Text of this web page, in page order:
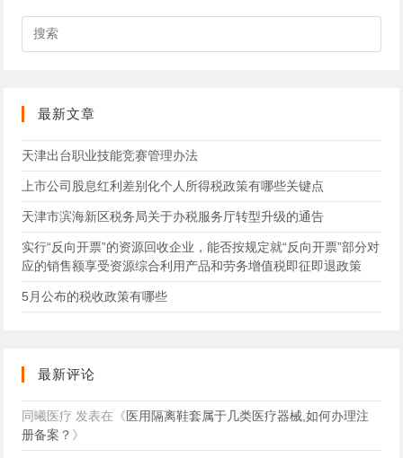
最新文章
天津出台职业技能竞赛管理办法
上市公司股息红利差别化个人所得税政策有哪些关键点
天津市滨海新区税务局关于办税服务厅转型升级的通告
实行“反向开票”的资源回收企业，能否按规定就“反向开票”部分对
应的销售额享受资源综合利用产品和劳务增值税即征即退政策
5月公布的税收政策有哪些
最新评论
同曦医疗 发表在《医用隔离鞋套属于几类医疗器械,如何办理注
册备案？ 》